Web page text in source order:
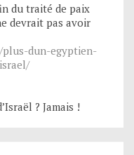
du traité de paix
devrait pas avoir
plus-dun-egyptien-
? Jamais !